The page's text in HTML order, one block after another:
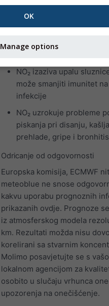
gradovima potječe iz
motornih vozila. Dušikov
je zagađivač zraka jer
stvaranju Ozone, što može
značajne posljedice za
NO₂ izaziva upalu
može smanjiti imunitet
infekcije
NO₂ uzrokuje probleme
piskanja pri disanju,
prehlade, gripe i
Odricanje od odgovornosti
Europska komisija, ECMWF
meteoblue ne snose
kakvu uporabu prognoznih
prikazanih ovdje. Prognoze
iz atmosferskog modela
km. Rezultati možda nisu
korelirani sa stvarnim
Molimo posavjetujte se s
lokalnom agencijom za
osobito u slučaju vrhunca
upozorenja na onečišćenje.
OK
Manage options